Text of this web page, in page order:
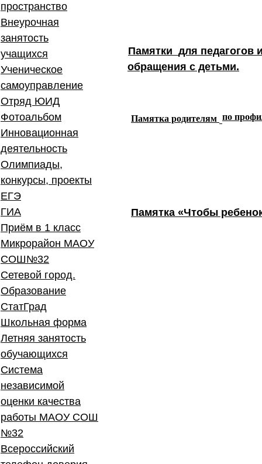
пространство
Внеурочная
занятость
учащихся
Ученическое
самоуправление
Отряд ЮИД
Фотоальбом
Инновационная
деятельность
Олимпиады,
конкурсы, проекты
ЕГЭ
ГИА
Приём в 1 класс
Микрорайон МАОУ
СОШ№32
Сетевой город.
Образование
СтатГрад
Школьная форма
Летняя занятость
обучающихся
Система
независимой
оценки качества
работы МАОУ СОШ
№32
Всероссийский
Памятки для педагогов
обращения с детьми.
Памятка родителям по
Памятка «Чтобы